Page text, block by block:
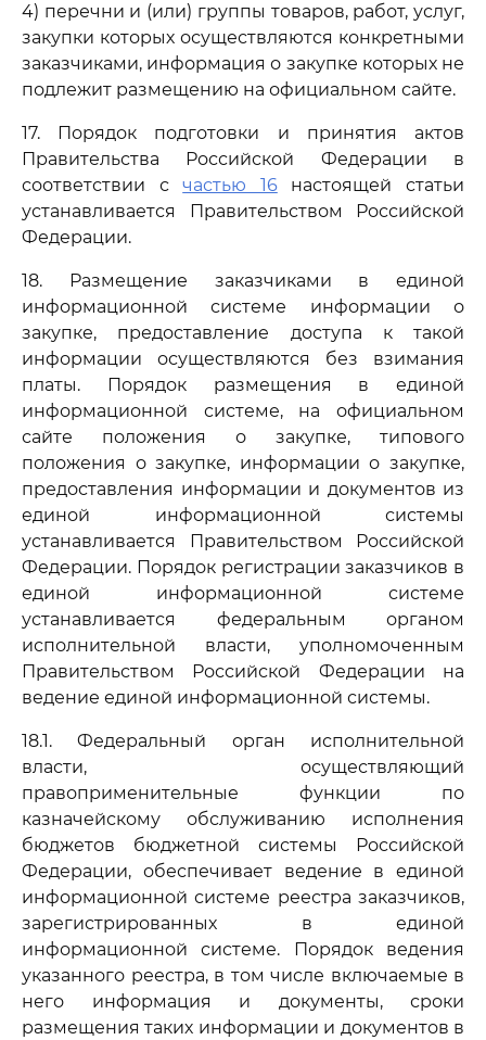
4) перечни и (или) группы товаров, работ, услуг,
закупки которых осуществляются конкретными
заказчиками, информация о закупке которых не
подлежит размещению на официальном сайте.
17. Порядок подготовки и принятия актов
Правительства Российской Федерации в
соответствии счастью 16настоящей статьи
устанавливается Правительством Российской
Федерации.
18. Размещение заказчиками в единой
информационной системе информации о
закупке, предоставление доступа к такой
информации осуществляются без взимания
платы. Порядок размещения в единой
информационной системе, на официальном
сайте положения о закупке, типового
положения о закупке, информации о закупке,
предоставления информации и документов из
единой информационной системы
устанавливается Правительством Российской
Федерации. Порядок регистрации заказчиков в
единой информационной системе
устанавливается федеральным органом
исполнительной власти, уполномоченным
Правительством Российской Федерации на
ведение единой информационной системы.
18.1. Федеральный орган исполнительной
власти, осуществляющий
правоприменительные функции по
казначейскому обслуживанию исполнения
бюджетов бюджетной системы Российской
Федерации, обеспечивает ведение в единой
информационной системе реестра заказчиков,
зарегистрированных в единой
информационной системе. Порядок ведения
указанного реестра, в том числе включаемые в
него информация и документы, сроки
размещения таких информации и документов в